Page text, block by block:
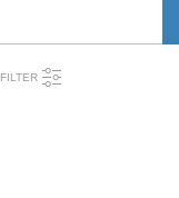
FILTER